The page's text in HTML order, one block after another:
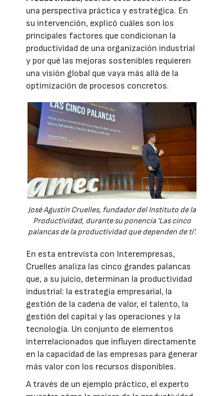
una perspectiva práctica y estratégica. En
su intervención, explicó cuáles son los
principales factores que condicionan la
productividad de una organización industrial
y por qué las mejoras sostenibles requieren
una visión global que vaya más allá de la
optimización de procesos concretos.
José Agustín Cruelles, fundador del Instituto de la
Productividad, durante su ponencia 'Las cinco
palancas de la productividad que dependen de ti'.
En esta entrevista con Interempresas,
Cruelles analiza las cinco grandes palancas
que, a su juicio, determinan la productividad
industrial: la estrategia empresarial, la
gestión de la cadena de valor, el talento, la
gestión del capital y las operaciones y la
tecnología. Un conjunto de elementos
interrelacionados que influyen directamente
en la capacidad de las empresas para generar
más valor con los recursos disponibles.
A través de un ejemplo práctico, el experto